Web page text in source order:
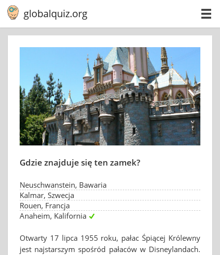
globalquiz.org
Gdzie znajduje się ten zamek?
Neuschwanstein, Bawaria
Kalmar, Szwecja
Rouen, Francja
Anaheim, Kalifornia
Otwarty 17 lipca 1955 roku, pałac Śpiącej Królewny
jest najstarszym spośród pałaców w Disneylandach.